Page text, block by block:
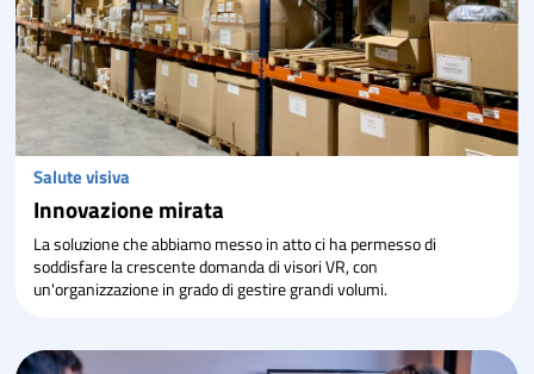
Salute visiva
Innovazione mirata
La soluzione che abbiamo messo in atto ci ha permesso di
soddisfare la crescente domanda di visori VR, con
un'organizzazione in grado di gestire grandi volumi.